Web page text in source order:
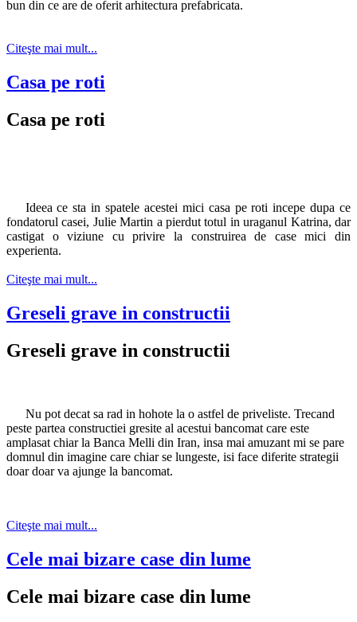
bun din ce are de oferit arhitectura prefabricata.
Citeşte mai mult...
Casa pe roti
Casa pe roti
Ideea ce sta in spatele acestei mici casa pe roti incepe dupa ce
fondatorul casei, Julie Martin a pierdut totul in uraganul Katrina, dar
castigat o viziune cu privire la construirea de case mici din
experienta.
Citeşte mai mult...
Greseli grave in constructii
Greseli grave in constructii
Nu pot decat sa rad in hohote la o astfel de priveliste. Trecand
peste partea constructiei gresite al acestui bancomat care este
amplasat chiar la Banca Melli din Iran, insa mai amuzant mi se pare
domnul din imagine care chiar se lungeste, isi face diferite strategii
doar doar va ajunge la bancomat.
Citeşte mai mult...
Cele mai bizare case din lume
Cele mai bizare case din lume